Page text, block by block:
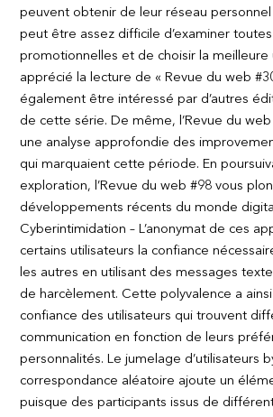
peuvent obtenir de leur réseau personnel
peut être assez difficile d’examiner
promotionnelles et de choisir la meilleure
apprécié la lecture de « Revue du web
également être intéressé par d’autres
de cette série. De même, l’Revue du
une analyse approfondie des
qui marquaient cette période. En
exploration, l’Revue du web #98 vous
développements récents du monde
Cyberintimidation – L’anonymat de ces
certains utilisateurs la confiance
les autres en utilisant des messages
de harcèlement. Cette polyvalence a
confiance des utilisateurs qui trouvent
communication en fonction de leurs
personnalités. Le jumelage d’utilisateurs
correspondance aléatoire ajoute un
puisque des participants issus de